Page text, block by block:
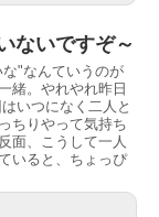
ないですぞ～
"なんていうのが
緒。やれやれ昨日
いつになく二人と
ちりやって気持ち
面、こうして一人
いると、ちょっぴ